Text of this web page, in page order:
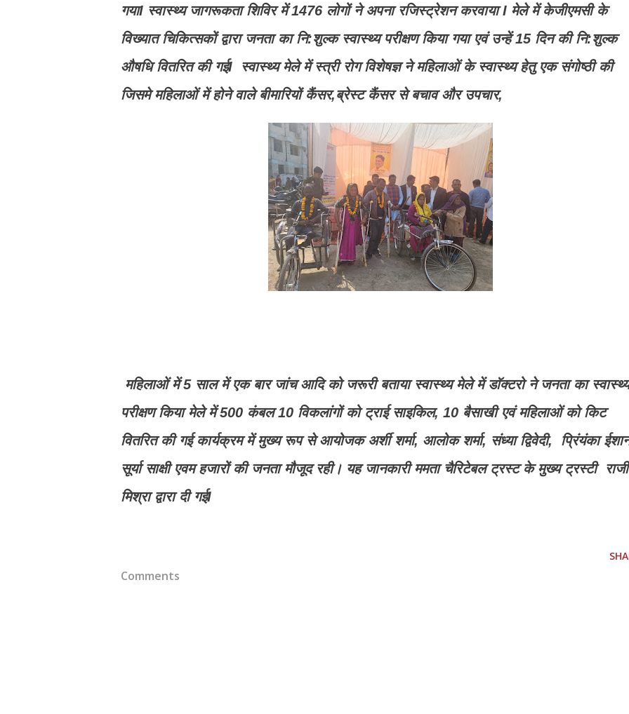
गयाI स्वास्थ्य जागरूकता शिविर में 1476 लोगों ने अपना रजिस्ट्रेशन करवाया I मेले में केजीएमसी के
विख्यात चिकित्सकों द्वारा जनता का नि:शुल्क स्वास्थ्य परीक्षण किया गया एवं उन्हें 15 दिन की नि:शुल्क
औषधि वितरित की गईI स्वास्थ्य मेले में स्त्री रोग विशेषज्ञ ने महिलाओं के स्वास्थ्य हेतु एक संगोष्ठी की
जिसमे महिलाओं में होने वाले बीमारियों कैंसर,ब्रेस्ट कैंसर से बचाव और उपचार,
महिलाओं में 5 साल में एक बार जांच आदि को जरूरी बताया स्वास्थ्य मेले में डाॅक्टरो ने जनता का स्वास्थ्य
परीक्षण किया मेले में 500 कंबल 10 विकलांगों को ट्राई साइकिल, 10 बैसाखी एवं महिलाओं को किट
वितरित की गई कार्यक्रम में मुख्य रूप से आयोजक अर्शी शर्मा, आलोक शर्मा, संध्या द्विवेदी, प्रिंयंका
सूर्या साक्षी एवम हजारों की जनता मौजूद रही। यह जानकारी ममता चैरिटेबल ट्रस्ट के मुख्य ट्रस्टी
मिश्रा द्वारा दी गईI
Comments